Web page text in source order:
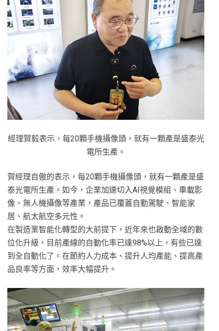
經理賀毅表示，每20顆手機攝像頭，就有一顆產是盛泰光
電所生產。
賀經理自傲的表示，每20顆手機攝像頭，就有一顆產是盛
泰光電所生產。如今，企業加速切入AI視覺模組、車載影
像、無人機攝像等產業，產品已覆蓋自動駕駛、智能家
居、航太航空多元性。
在製造業智能化轉型的大前提下，近年來也啟動全域的數
位化升級，目前產線的自動化率已達98%以上，有些已達
到全自動化了。在節約人力成本、提升人均產能、提高產
品良率等方面，效率大幅提升。